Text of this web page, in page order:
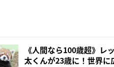
《人間なら100歳超》レ
太くんが23歳に！世界に